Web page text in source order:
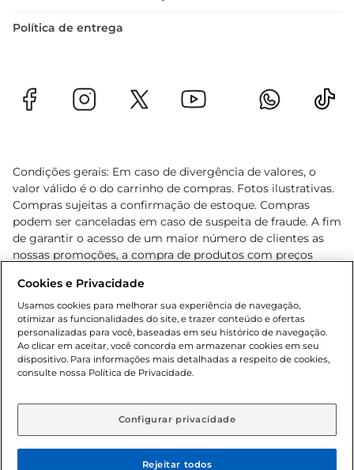
Política de entrega
Condições gerais: Em caso de divergência de valores, o
valor válido é o do carrinho de compras. Fotos ilustrativas.
Compras sujeitas a confirmação de estoque. Compras
podem ser canceladas em caso de suspeita de fraude. A fim
de garantir o acesso de um maior número de clientes as
nossas promoções, a compra de produtos com preços
cliente. Os preços, ofertas e condições são exclusivos para
o e-commerce e válidos durante o dia de hoje, podendo
sofrer alterações sem prévia notificação. Proibida a venda
de bebidas alcoólicas para menores de 18 anos, conforme
Lei n.º 8069/90, art. 81, inciso II (Estatuto da Criança e do
Adolescente). Preços e condições exclusivos para o
aviso prévio. O valor mínimo para as compras on-line é de
Cookies e Privacidade
Usamos cookies para melhorar sua experiência de navegação,
otimizar as funcionalidades do site, e trazer conteúdo e ofertas
personalizadas para você, baseadas em seu histórico de navegação.
Ao clicar em aceitar, você concorda em armazenar cookies em seu
dispositivo. Para informações mais detalhadas a respeito de cookies,
consulte nossa Política de Privacidade.
Configurar privacidade
Rejeitar todos